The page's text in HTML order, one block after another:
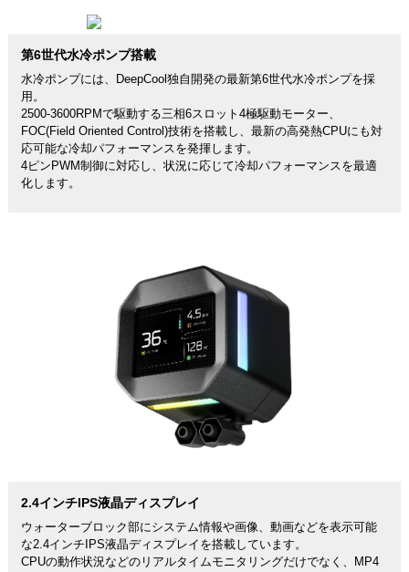
第6世代水冷ポンプ搭載
水冷ポンプには、DeepCool独自開発の最新第6世代水冷ポンプを採
用。
2500-3600RPMで駆動する三相6スロット4極駆動モーター、
FOC(Field Oriented Control)技術を搭載し、最新の高発熱CPUにも対
応可能な冷却パフォーマンスを発揮します。
4ピンPWM制御に対応し、状況に応じて冷却パフォーマンスを最適
化します。
2.4インチIPS液晶ディスプレイ
ウォーターブロック部にシステム情報や画像、動画などを表示可能
な2.4インチIPS液晶ディスプレイを搭載しています。
CPUの動作状況などのリアルタイムモニタリングだけでなく、MP4